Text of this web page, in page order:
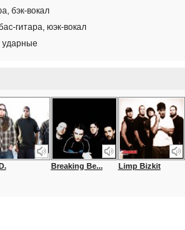
бэк-вокал
гитара, юэк-вокал
Breaking Be... Limp Bizkit